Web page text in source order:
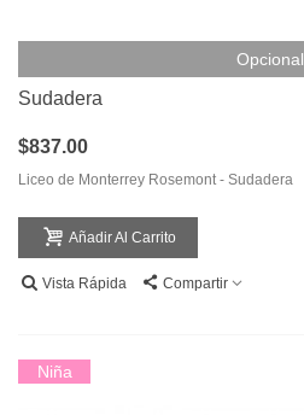
Opcional
Sudadera
$837.00
Liceo de Monterrey Rosemont - Sudadera
Añadir Al Carrito
Vista Rápida Compartir
Niña